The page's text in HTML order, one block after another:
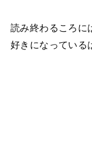
読み終わるころに
好きになっている